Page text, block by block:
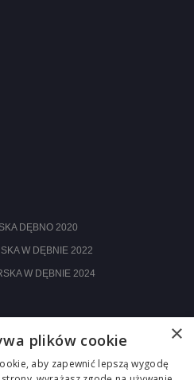
DĘBNO 2020
W DĘBNIE 2022
W DĘBNIE 2024
×
plików cookie
aby zapewnić lepszą wygodę